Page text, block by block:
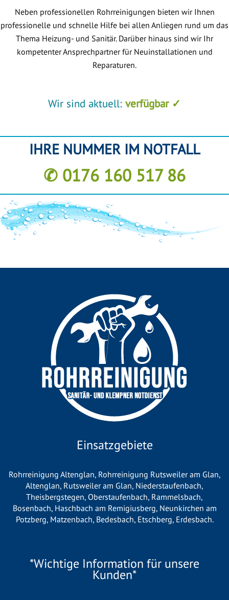
Neben professionellen Rohrreinigungen bieten wir Ihnen
professionelle und schnelle Hilfe bei allen Anliegen rund um das
Thema Heizung- und Sanitär. Darüber hinaus sind wir Ihr
kompetenter Ansprechpartner für Neuinstallationen und
Reparaturen.
Wir sind aktuell: verfügbar ✓
IHRE NUMMER IM NOTFALL
✆ 0176 160 517 86
Einsatzgebiete
Rohrreinigung Altenglan, Rohrreinigung Rutsweiler am Glan,
Altenglan, Rutsweiler am Glan, Niederstaufenbach,
Theisbergstegen, Oberstaufenbach, Rammelsbach,
Bosenbach, Haschbach am Remigiusberg, Neunkirchen am
Potzberg, Matzenbach, Bedesbach, Etschberg, Erdesbach.
*Wichtige Information für unsere
Kunden*